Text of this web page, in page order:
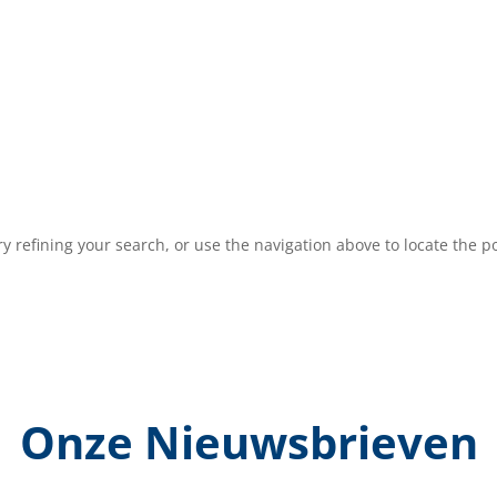
refining your search, or use the navigation above to locate the
Onze Nieuwsbrieven